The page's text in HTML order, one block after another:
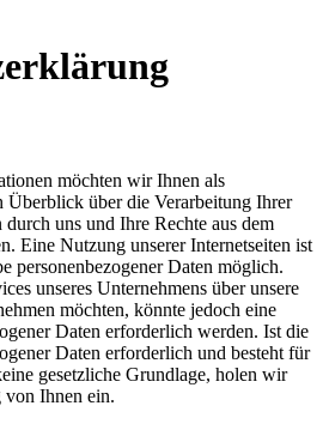
möchten wir Ihnen als
Überblick über die Verarbeitung Ihrer
durch uns und Ihre Rechte aus dem
Eine Nutzung unserer Internetseiten ist
personenbezogener Daten möglich.
unseres Unternehmens über unsere
möchten, könnte jedoch eine
Daten erforderlich werden. Ist die
Daten erforderlich und besteht für
gesetzliche Grundlage, holen wir
Ihnen ein.